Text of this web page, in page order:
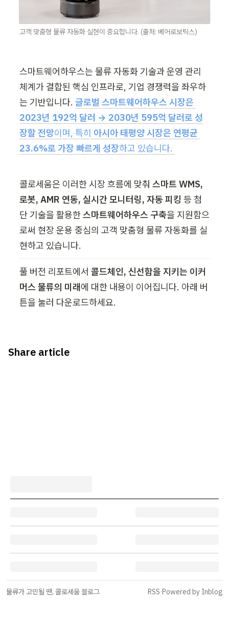
고객 맞춤형 물류 자동화 실현이 중요합니다. (출처: 베어로보틱스)
스마트웨어하우스는 물류 자동화 기술과 운영 관리
체계가 결합된 핵심 인프라로, 기업 경쟁력을 좌우하
는 기반입니다. 글로벌 스마트웨어하우스 시장은
2023년 192억 달러 → 2030년 595억 달러로 성
장할 전망이며, 특히 아시아 태평양 시장은 연평균
23.6%로 가장 빠르게 성장하고 있습니다.
콜로세움은 이러한 시장 흐름에 맞춰 스마트 WMS,
로봇, AMR 연동, 실시간 모니터링, 자동 피킹 등 첨
단 기술을 활용한 스마트웨어하우스 구축을 지원함으
로써 현장 운용 중심의 고객 맞춤형 물류 자동화를 실
현하고 있습니다.
풀 버전 리포트에서 콜드체인, 신선함을 지키는 이커
머스 물류의 미래에 대한 내용이 이어집니다. 아래 버
튼을 눌러 다운로드하세요.
Share article
물류가 고민될 땐, 콜로세움 블로그 RSS·Powered by Inblog